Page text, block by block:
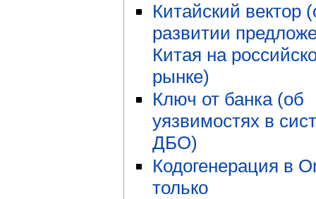
Китайский вектор
развитии
Китая на
рынке)
Ключ от банка (об
уязвимостях в
ДБО)
Кодогенерация в
только